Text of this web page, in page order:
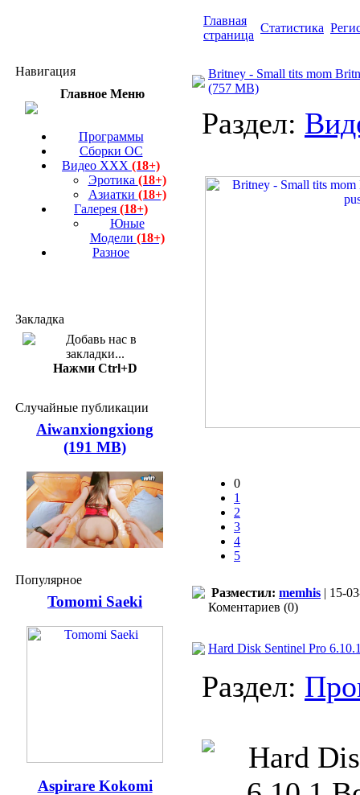
Главная
страница
Статистика
Навигация
Главное Меню
Программы
Сборки ОС
Видео ХХХ (18+)
Эротика (18+)
Азиатки (18+)
Галерея (18+)
Юные
Модели (18+)
Разное
Закладка
Нажми Ctrl+D
Случайные публикации
Aiwanxiongxiong
(191 MB)
Популярное
Tomomi Saeki
Aspirare Kokomi
Britney - Small tits mom
(757 MB)
Раздел:
0
1
2
3
4
5
Разместил: memhis | 15-
Коментариев (0)
Hard Disk Sentinel Pro
Раздел: